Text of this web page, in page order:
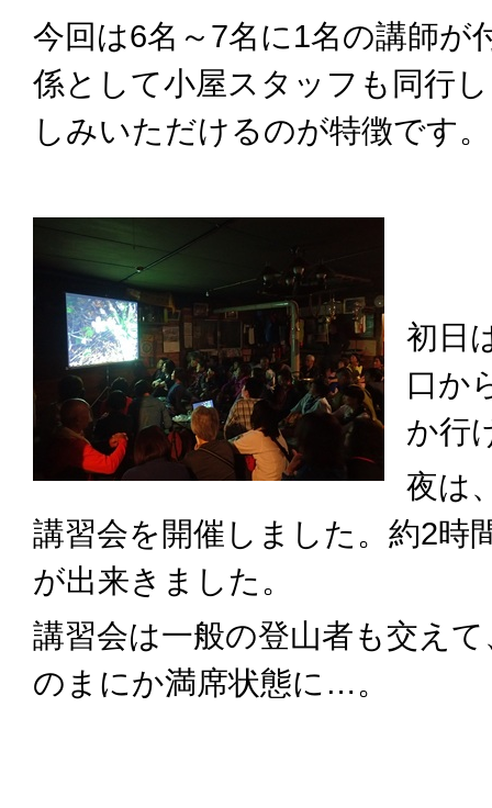
今回は6名～7名に1名の講師が
係として小屋スタッフも同行
しみいただけるのが特徴です。
初日
口か
か行
夜は
講習会を開催しました。約2時
が出来きました。
講習会は一般の登山者も交え
のまにか満席状態に…。